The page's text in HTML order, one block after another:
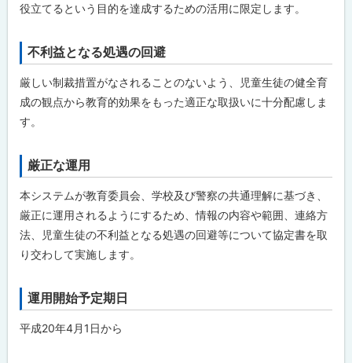
戻
役立てるという目的を達成するための活用に限定します。
ト
プ
に
戻
不利益となる処遇の回避
厳しい制裁措置がなされることのないよう、児童生徒の健全育
成の観点から教育的効果をもった適正な取扱いに十分配慮しま
す。
ト
プ
に
戻
る
厳正な運用
本システムが教育委員会、学校及び警察の共通理解に基づき、
厳正に運用されるようにするため、情報の内容や範囲、連絡方
法、児童生徒の不利益となる処遇の回避等について協定書を取
り交わして実施します。
ト
プ
運用開始予定期日
平成20年4月1日から